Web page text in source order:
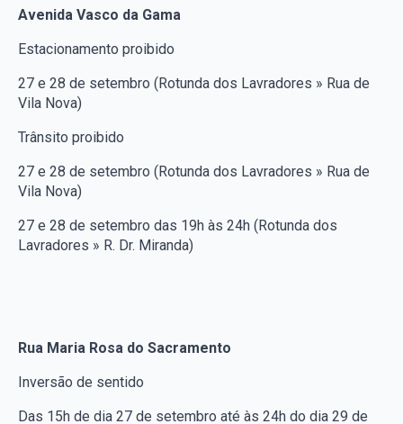
Avenida Vasco da Gama
Estacionamento proibido
27 e 28 de setembro (Rotunda dos Lavradores » Rua de
Vila Nova)
Trânsito proibido
27 e 28 de setembro (Rotunda dos Lavradores » Rua de
Vila Nova)
27 e 28 de setembro das 19h às 24h (Rotunda dos
Lavradores » R. Dr. Miranda)
Rua Maria Rosa do Sacramento
Inversão de sentido
Das 15h de dia 27 de setembro até às 24h do dia 29 de